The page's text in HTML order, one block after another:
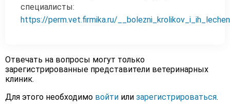
специалисты:
https://perm.vet.firmika.ru/
Отвечать на вопросы могут только
зарегистрированные представители ветеринарных
клиник.
Для этого необходимо войти или зарегистрироваться.